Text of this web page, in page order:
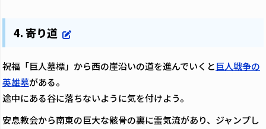
4. 寄り道
祝福「巨人墓標」から西の崖沿いの道を進んでいくと巨人戦争の
英雄墓がある。
途中にある谷に落ちないように気を付けよう。
安息教会から南東の巨大な骸骨の裏に霊気流があり、ジャンプし